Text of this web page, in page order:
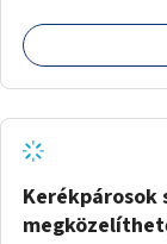
Kerékpárosok